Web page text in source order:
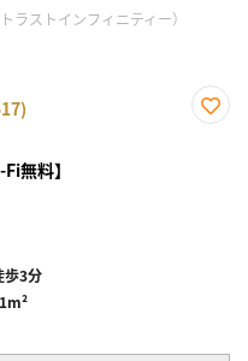
ラストインフィニティー）
無料】
歩3分